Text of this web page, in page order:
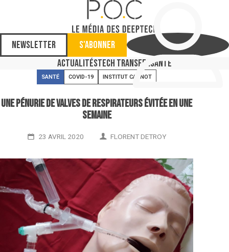
Newsletter
S'abonner
ActualitésTech TransferSanté
SANTÉ COVID-19 INSTITUT CARNOT
Une pénurie de valves de respirateurs évitée en une
semaine
23 AVRIL 2020 FLORENT DETROY